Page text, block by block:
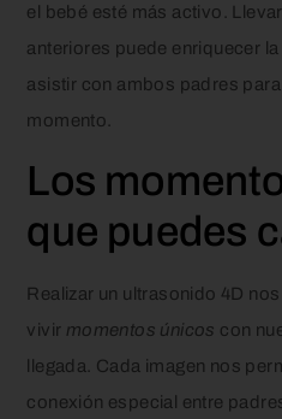
el bebé esté más activo.
anteriores puede enriquecer
asistir con ambos padres
momento.
Los
que puedes
Realizar un ultrasonido 4D
vivir momentos únicos con
llegada. Cada imagen nos
conexión especial entre